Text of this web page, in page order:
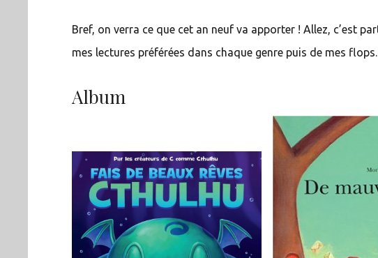
Bref, on verra ce que cet an neuf va apporter ! Allez, c’est
mes lectures préférées dans chaque genre puis de mes flops.
Album